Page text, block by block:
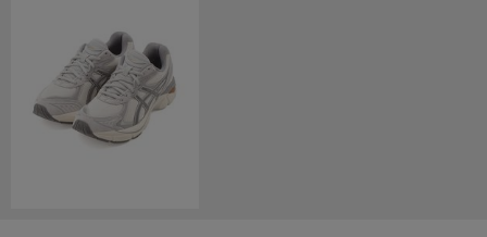
メイドオブオーガニクス
MICHU COQUETTE
ミチュ コケット